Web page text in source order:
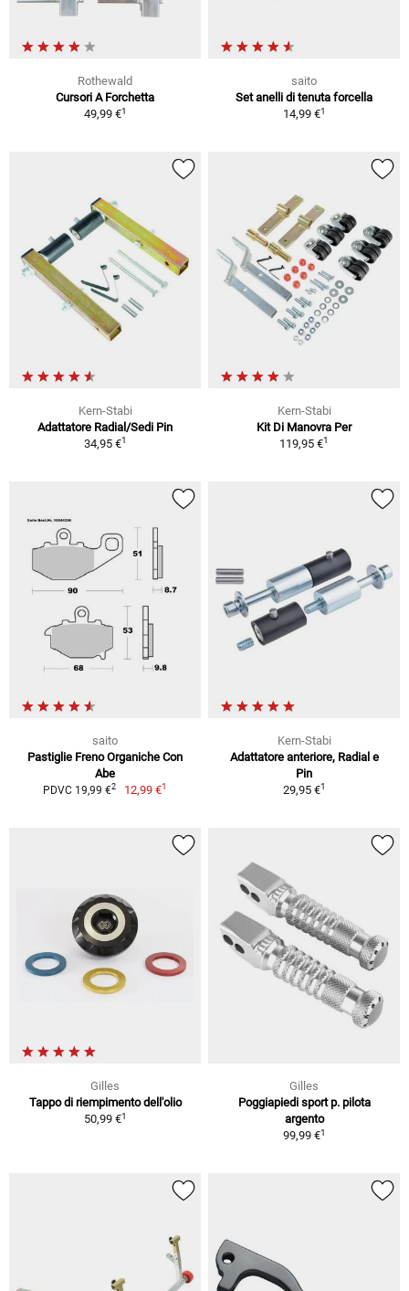
Rothewald
Cursori A Forchetta
49,99 €1
saito
Set anelli di tenuta forcella
14,99 €1
Kern-Stabi
Adattatore Radial/Sedi Pin
34,95 €1
Kern-Stabi
Kit Di Manovra Per
119,95 €1
saito
Pastiglie Freno Organiche Con
Abe
PDVC 19,99 €2 12,99 €1
Kern-Stabi
Adattatore anteriore, Radial e
Pin
29,95 €1
Gilles
Tappo di riempimento dell'olio
50,99 €1
Gilles
Poggiapiedi sport p. pilota
argento
99,99 €1